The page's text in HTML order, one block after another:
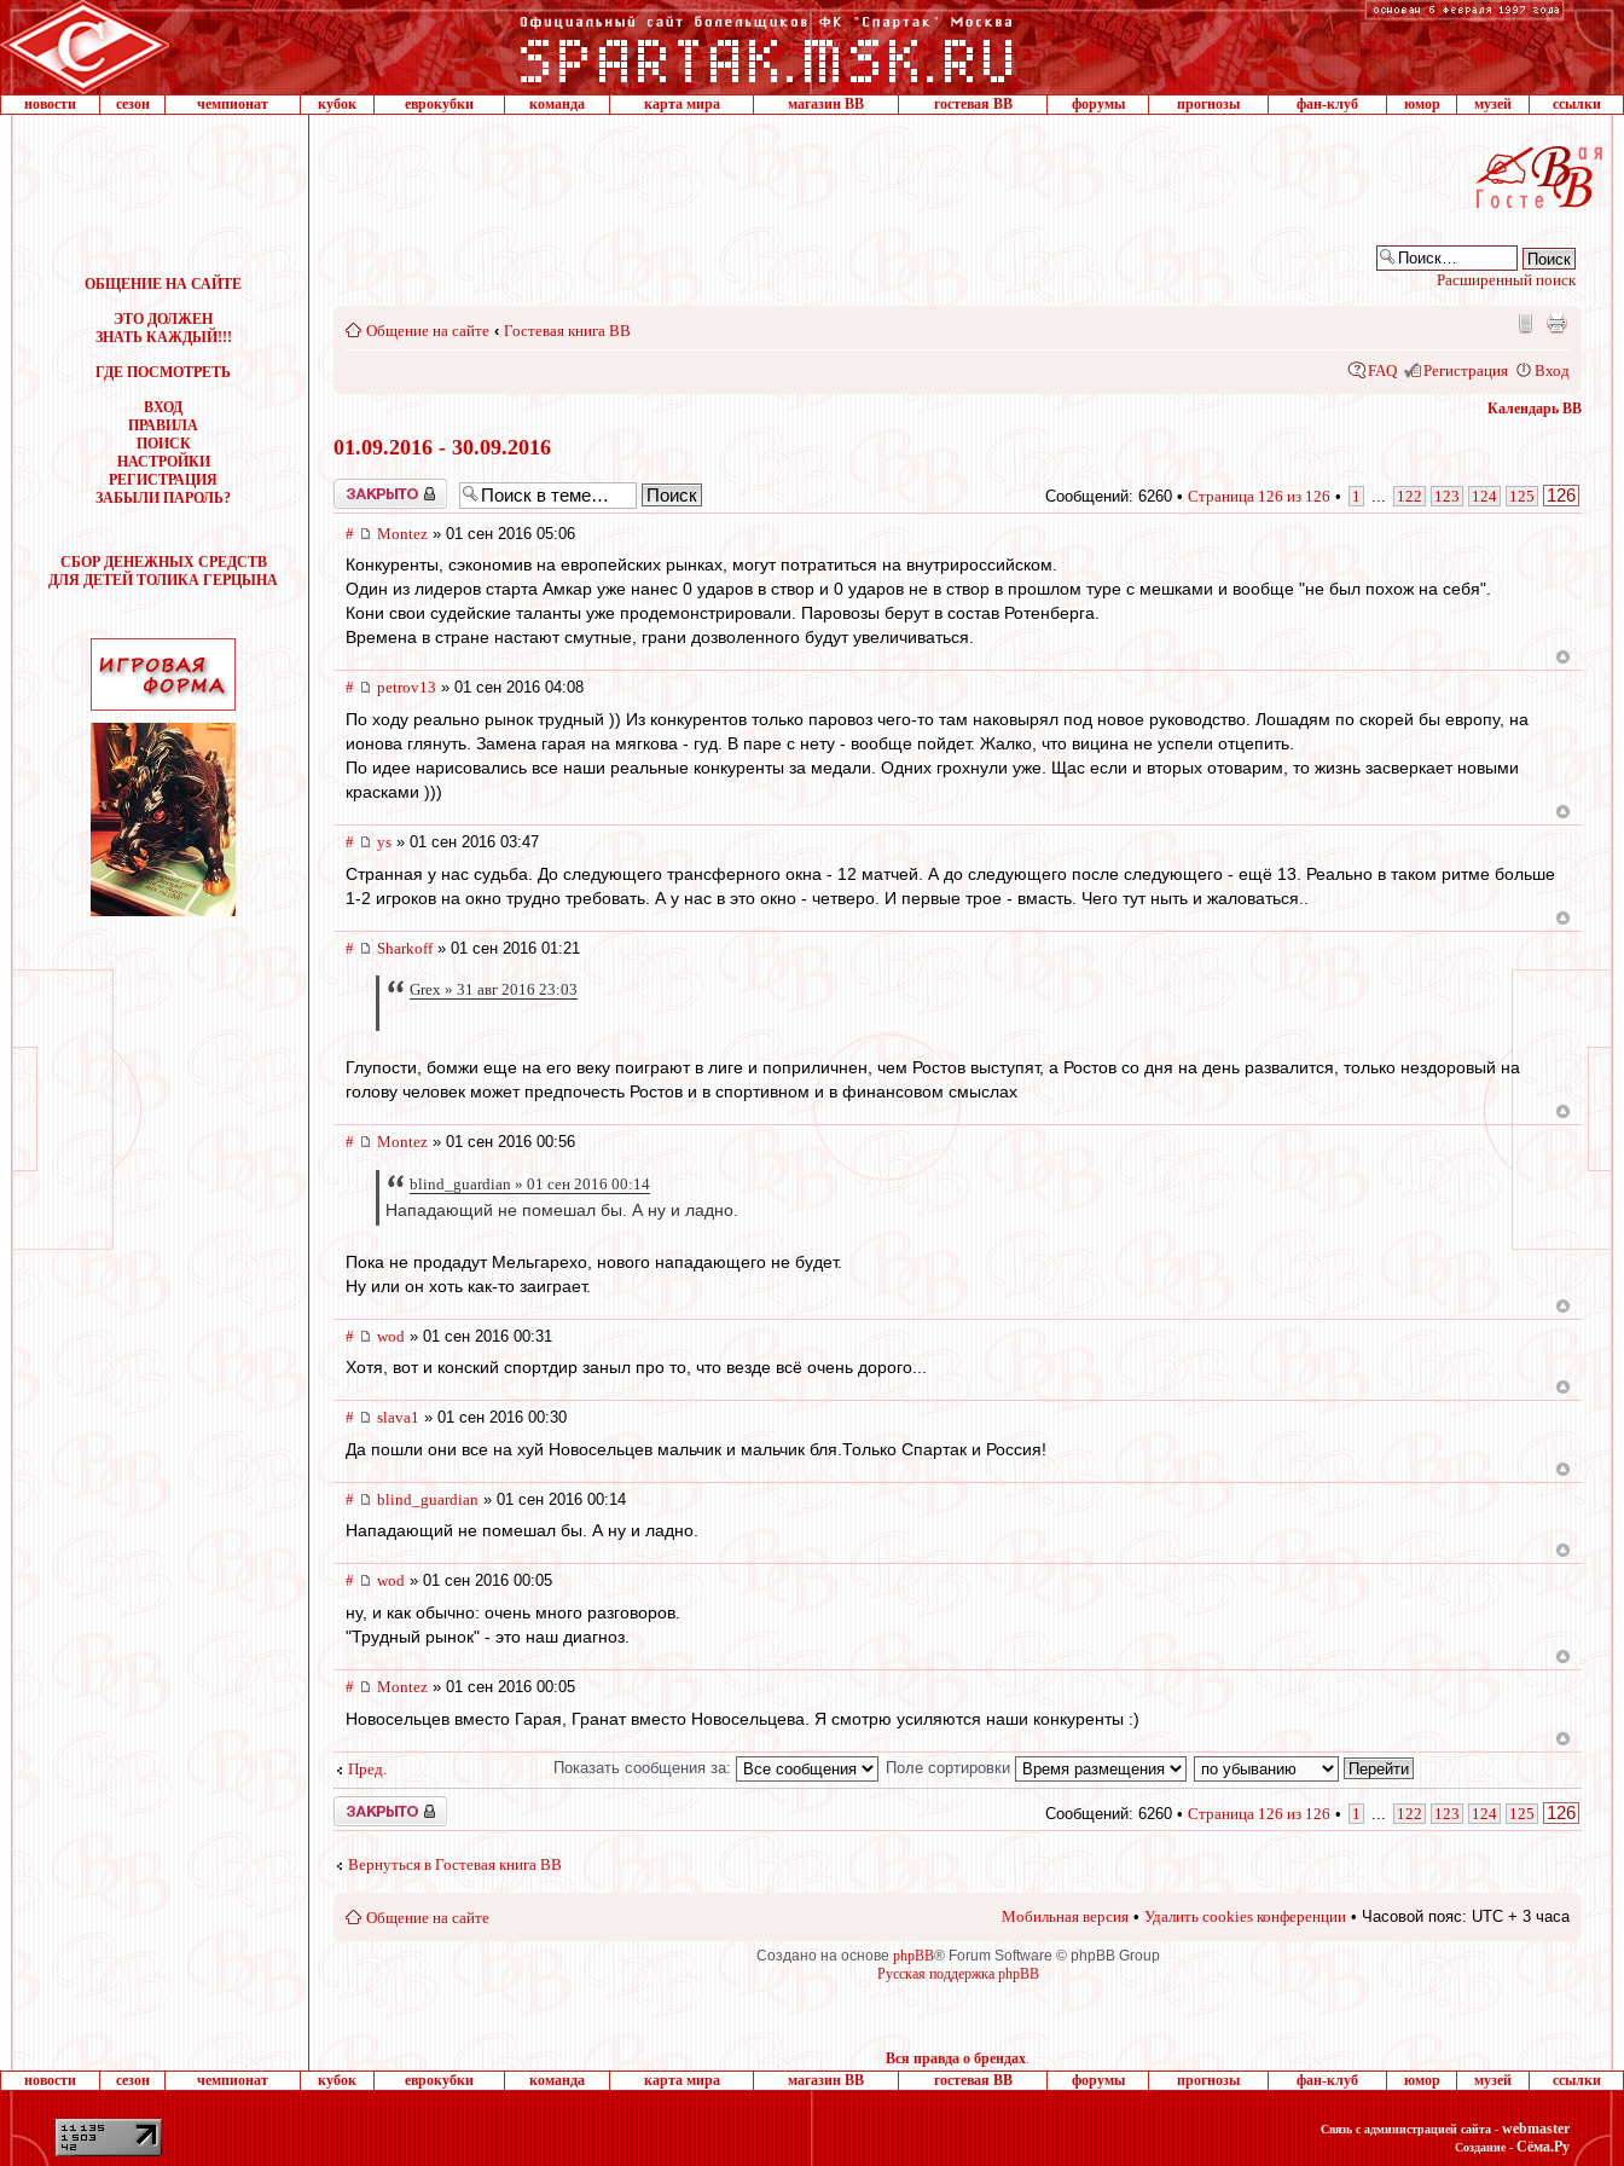
новости сезон чемпионат кубок еврокубки команда карта мира магазин ВВ гостевая ВВ форумы прогнозы фан-клуб юмор музей ссылки
ОБЩЕНИЕ НА САЙТЕ
ЭТО ДОЛЖЕН
ЗНАТЬ КАЖДЫЙ!!!
ГДЕ ПОСМОТРЕТЬ
ВХОД
ПРАВИЛА
ПОИСК
НАСТРОЙКИ
РЕГИСТРАЦИЯ
ЗАБЫЛИ ПАРОЛЬ?
СБОР ДЕНЕЖНЫХ СРЕДСТВ
ДЛЯ ДЕТЕЙ ТОЛИКА ГЕРЦЫНА
Расширенный поиск
Общение на сайте ‹ Гостевая книга ВВ
FAQ Регистрация Вход
Календарь ВВ
01.09.2016 - 30.09.2016
Закрыто Сообщений: 6260 • Страница 126 из 126 • 1 122 123 124 125 126
# Montez » 01 сен 2016 05:06
Конкуренты, сэкономив на европейских рынках, могут потратиться на внутрироссийском.
Один из лидеров старта Амкар уже нанес 0 ударов в створ и 0 ударов не в створ в прошлом туре с мешками и вообще "не был похож на себя".
Кони свои судейские таланты уже продемонстрировали. Паровозы берут в состав Ротенберга.
Времена в стране настают смутные, грани дозволенного будут увеличиваться.
# petrov13 » 01 сен 2016 04:08
По ходу реально рынок трудный )) Из конкурентов только паровоз чего-то там наковырял под новое руководство. Лошадям по скорей бы европу, на
ионова глянуть. Замена гарая на мягкова - гуд. В паре с нету - вообще пойдет. Жалко, что вицина не успели отцепить.
По идее нарисовались все наши реальные конкуренты за медали. Одних грохнули уже. Щас если и вторых отоварим, то жизнь засверкает новыми
красками )))
# ys » 01 сен 2016 03:47
Странная у нас судьба. До следующего трансферного окна - 12 матчей. А до следующего после следующего - ещё 13. Реально в таком ритме больше
1-2 игроков на окно трудно требовать. А у нас в это окно - четверо. И первые трое - вмасть. Чего тут ныть и жаловаться..
# Sharkoff» 01 сен 2016 01:21
Grex » 31 авг 2016 23:03
Глупости, бомжи еще на его веку поиграют в лиге и поприличнен, чем Ростов выступят, а Ростов со дня на день развалится, только нездоровый на
голову человек может предпочесть Ростов и в спортивном и в финансовом смыслах
# Montez » 01 сен 2016 00:56
blind_guardian » 01 сен 2016 00:14
Нападающий не помешал бы. А ну и ладно.
Пока не продадут Мельгарехо, нового нападающего не будет.
Ну или он хоть как-то заиграет.
# wod » 01 сен 2016 00:31
Хотя, вот и конский спортдир заныл про то, что везде всё очень дорого...
# slava1 » 01 сен 2016 00:30
Да пошли они все на хуй Новосельцев мальчик и мальчик бля.Только Спартак и Россия!
# blind_guardian » 01 сен 2016 00:14
Нападающий не помешал бы. А ну и ладно.
# wod » 01 сен 2016 00:05
ну, и как обычно: очень много разговоров.
"Трудный рынок" - это наш диагноз.
# Montez » 01 сен 2016 00:05
Новосельцев вместо Гарая, Гранат вместо Новосельцева. Я смотрю усиляются наши конкуренты :)
Пред. Показать сообщения за: Поле сортировки
Закрыто Сообщений: 6260 • Страница 126 из 126 • 1 122 123 124 125 126
Вернуться в Гостевая книга ВВ
Общение на сайте Мобильная версия • Удалить cookies конференции • Часовой пояс: UTC + 3 часа
Создано на основе phpBB® Forum Software © phpBB Group
Русская поддержка phpBB
Вся правда о брендах
новости сезон чемпионат кубок еврокубки команда карта мира магазин ВВ гостевая ВВ форумы прогнозы фан-клуб юмор музей ссылки
Связь с администрацией сайта - webmaster
Создание - Сёма.Ру